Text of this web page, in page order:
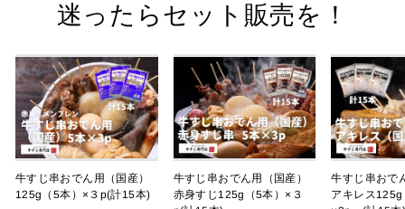
迷ったらセット販売を！
牛すじ串おでん用（国産）
125g（5本）×３p(計15本)
牛すじ串おでん用（国産）
赤身すじ125g（5本）×３
牛すじ串おで
アキレス